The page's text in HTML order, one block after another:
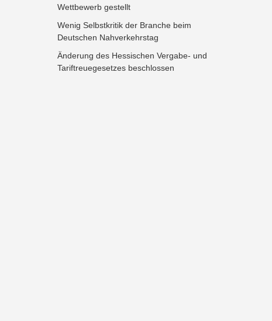
Wettbewerb gestellt
Wenig Selbstkritik der Branche beim
Deutschen Nahverkehrstag
Änderung des Hessischen Vergabe- und
Tariftreuegesetzes beschlossen